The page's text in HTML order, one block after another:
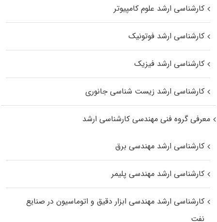
کارشناسی ارشد علوم کامپیوتر
کارشناسی ارشد فوتونیک
کارشناسی ارشد فیزیک
کارشناسی ارشد زیست‌ شناسی جانوری
معرفی گروه فنی مهندسی کارشناسی ارشد
کارشناسی ارشد مهندسی برق
کارشناسی ارشد مهندسی پلیمر
کارشناسی ارشد مهندسی ابزار دقیق و اتوماسیون در صنایع
نفت